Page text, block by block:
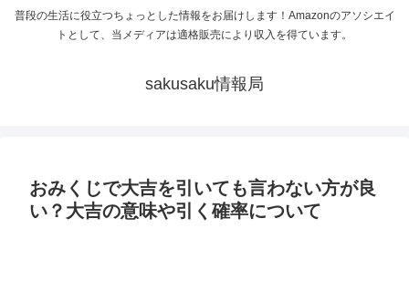
普段の生活に役立つちょっとした情報をお届けします！Amazonのアソシエイ
トとして、当メディアは適格販売により収入を得ています。
sakusaku情報局
おみくじで大吉を引いても言わない方が良
い？大吉の意味や引く確率について